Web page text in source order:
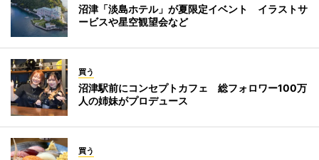
沼津「淡島ホテル」が夏限定イベント イラストサ
ービスや星空観望会など
買う
沼津駅前にコンセプトカフェ 総フォロワー100万
人の姉妹がプロデュース
買う